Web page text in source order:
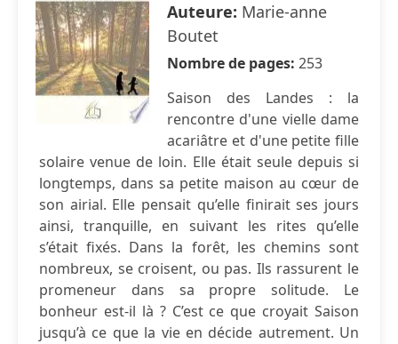
Auteure: Marie-anne
Boutet
Nombre de pages: 253
Saison des Landes : la
rencontre d'une vielle dame
acariâtre et d'une petite fille
solaire venue de loin. Elle était seule depuis si
longtemps, dans sa petite maison au cœur de
son airial. Elle pensait qu’elle finirait ses jours
ainsi, tranquille, en suivant les rites qu’elle
s’était fixés. Dans la forêt, les chemins sont
nombreux, se croisent, ou pas. Ils rassurent le
promeneur dans sa propre solitude. Le
bonheur est-il là ? C’est ce que croyait Saison
jusqu’à ce que la vie en décide autrement. Un